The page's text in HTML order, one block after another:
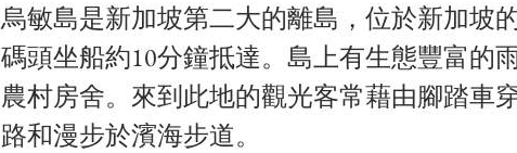
烏敏島是新加坡第二大的離島，位於新加坡
碼頭坐船約10分鐘抵達。島上有生態豐富的
農村房舍。來到此地的觀光客常藉由腳踏車
路和漫步於濱海步道。